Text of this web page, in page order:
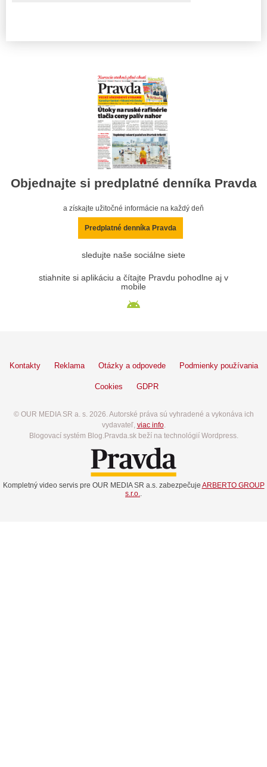
Objednajte si predplatné denníka Pravda
a získajte užitočné informácie na každý deň
Predplatné denníka Pravda
sledujte naše sociálne siete
stiahnite si aplikáciu a čítajte Pravdu pohodlne aj v
mobile
Kontakty Reklama Otázky a odpovede Podmienky používania
Cookies GDPR
© OUR MEDIA SR a. s. 2026. Autorské práva sú vyhradené a vykonáva ich
vydavateľ, viac info.
Blogovací systém Blog.Pravda.sk beží na technológií Wordpress.
Kompletný video servis pre OUR MEDIA SR a.s. zabezpečuje ARBERTO GROUP
s.r.o.